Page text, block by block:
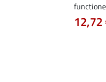
12,72